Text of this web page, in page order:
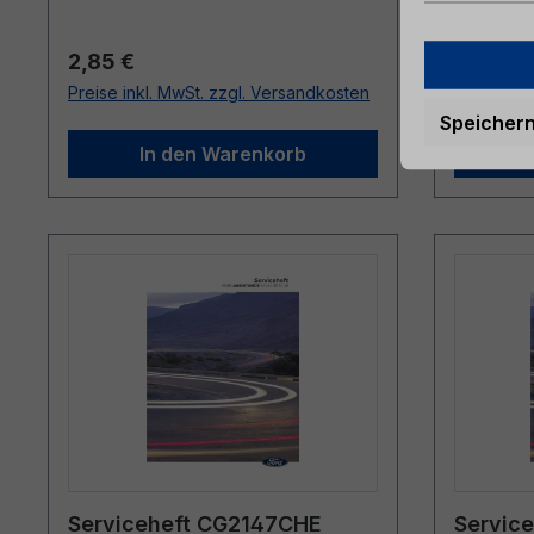
Regulärer Preis:
2,85 €
Preise inkl. MwSt. zzgl. Versandkosten
In den Warenkorb
Preise
Serviceheft CG2147CHE
Speichern